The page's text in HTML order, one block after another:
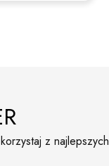
z najlepszych